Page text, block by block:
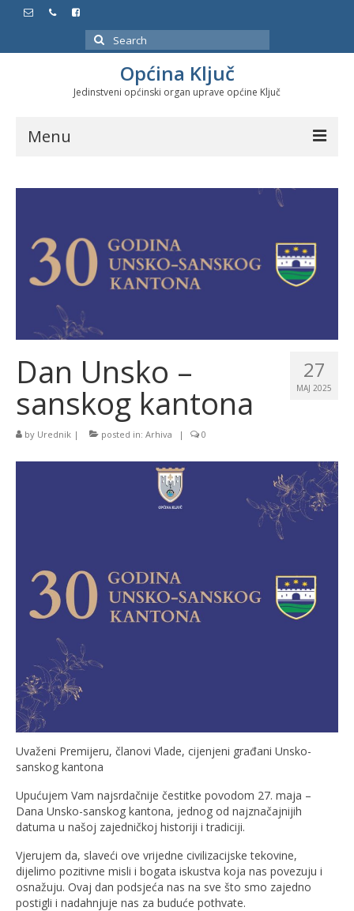
Search
for:
Općina Ključ
Jedinstveni općinski organ uprave općine Ključ
Menu
Javne nabavke
Značajni datumi i manifestacije
Program energetske efikasnosti u stambenom
sektoru
27
MAJ 2025
Dan Unsko –
sanskog kantona
by Urednik | posted in: Arhiva | 0
Uvaženi Premijeru, članovi Vlade, cijenjeni građani Unsko-
sanskog kantona
Upućujem Vam najsrdačnije čestitke povodom 27. maja –
Dana Unsko-sanskog kantona, jednog od najznačajnijih
datuma u našoj zajedničkoj historiji i tradiciji.
Vjerujem da, slaveći ove vrijedne civilizacijske tekovine,
dijelimo pozitivne misli i bogata iskustva koja nas povezuju i
osnažuju. Ovaj dan podsjeća nas na sve što smo zajedno
postigli i nadahnjuje nas za buduće pothvate.